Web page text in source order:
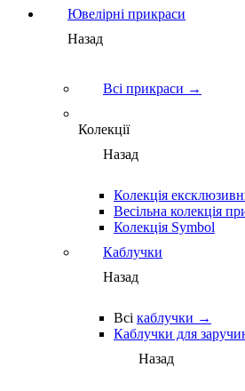
Ювелірні прикраси
Назад
Всі прикраси →
Колекції
Назад
Колекція
Весільна колекція
Колекція Symbol
Каблучки
Назад
Всі каблучки →
Каблучки для
Назад